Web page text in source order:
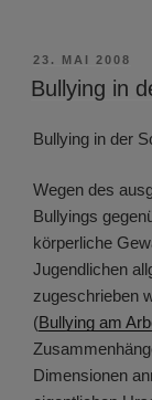
AM
23. MAI 2008
Bullying in
Bullying in der
Wegen des
Bullyings
körperliche
Jugendlichen
zugeschrieben
(Bullying am
Dimensionen